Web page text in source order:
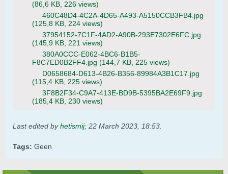
(86,6 KB, 226 views)
460C48D4-4C2A-4D65-A493-A5150CCB3FB4.jpg
(125,8 KB, 224 views)
37954152-7C1F-4AD2-A90B-293E7302E6FC.jpg
(145,9 KB, 221 views)
380A0CCC-E062-4BC6-B1B5-
F8C7ED0B2FF4.jpg (144,7 KB, 225 views)
D0658684-D613-4B26-B356-89984A3B1C17.jpg
(115,4 KB, 225 views)
3F8B2F34-C9A7-413E-BD9B-5395BA2E69F9.jpg
(185,4 KB, 230 views)
Last edited byhetismij; 22 March 2023, 18:53
Tags: Geen